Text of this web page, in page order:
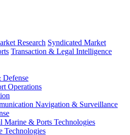
Research Syndicated Market
Transaction & Legal Intelligence
Defense
Operations
Navigation & Surveillance
Marine & Ports Technologies
Technologies